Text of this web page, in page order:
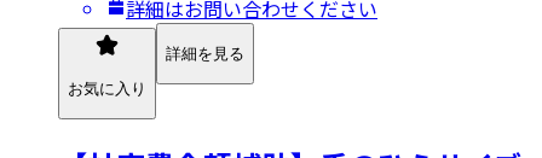
詳細はお問い合わせください
お気に入り
詳細を見る